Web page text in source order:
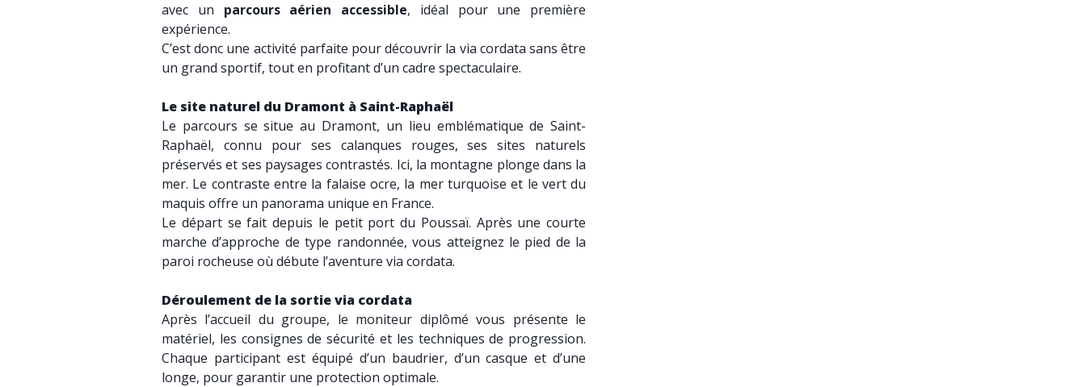
avec un parcours aérien accessible, idéal pour une première
expérience.
C’est donc une activité parfaite pour découvrir la via cordata sans être
un grand sportif, tout en profitant d’un cadre spectaculaire.
Le site naturel du Dramont à Saint-Raphaël
Le parcours se situe au Dramont, un lieu emblématique de Saint-
Raphaël, connu pour ses calanques rouges, ses sites naturels
préservés et ses paysages contrastés. Ici, la montagne plonge dans la
mer. Le contraste entre la falaise ocre, la mer turquoise et le vert du
maquis offre un panorama unique en France.
Le départ se fait depuis le petit port du Poussaï. Après une courte
marche d’approche de type randonnée, vous atteignez le pied de la
paroi rocheuse où débute l’aventure via cordata.
Déroulement de la sortie via cordata
Après l’accueil du groupe, le moniteur diplômé vous présente le
matériel, les consignes de sécurité et les techniques de progression.
Chaque participant est équipé d’un baudrier, d’un casque et d’une
longe, pour garantir une protection optimale.